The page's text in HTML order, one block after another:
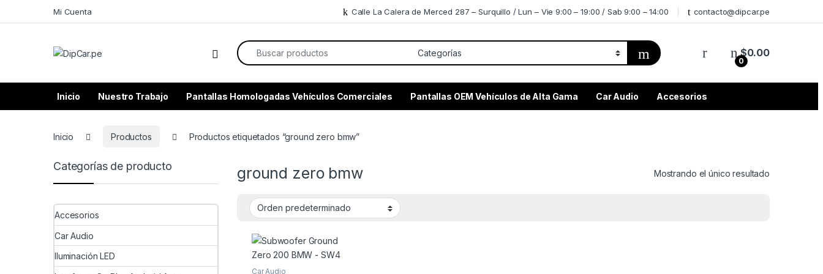
Mi Cuenta Calle La Calera de Merced 287 – Surquillo / Lun – Vie 9:00 – 19:00 / Sab 9:00 – 14:00 contacto@dipcar.pe
Search for:
0
$0.00
Inicio Nuestro Trabajo Pantallas Homologadas Vehículos Comerciales Pantallas OEM Vehículos de Alta Gama Car Audio Accesorios
Inicio Productos Productos etiquetados “ground zero bmw”
ground zero bmw Mostrando el único resultado
Car Audio
Categorías de producto
Accesorios
Car Audio
Iluminación LED